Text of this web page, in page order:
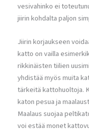
vesivahinko ei
jiirin kohdalta paljon
Jiirin korjaukseen
katto on vailla
rikkinäisten tiilien
yhdistää myös muita
tärkeitä kattohuoltoja.
katon pesua ja
Maalaus suojaa
voi estää monet